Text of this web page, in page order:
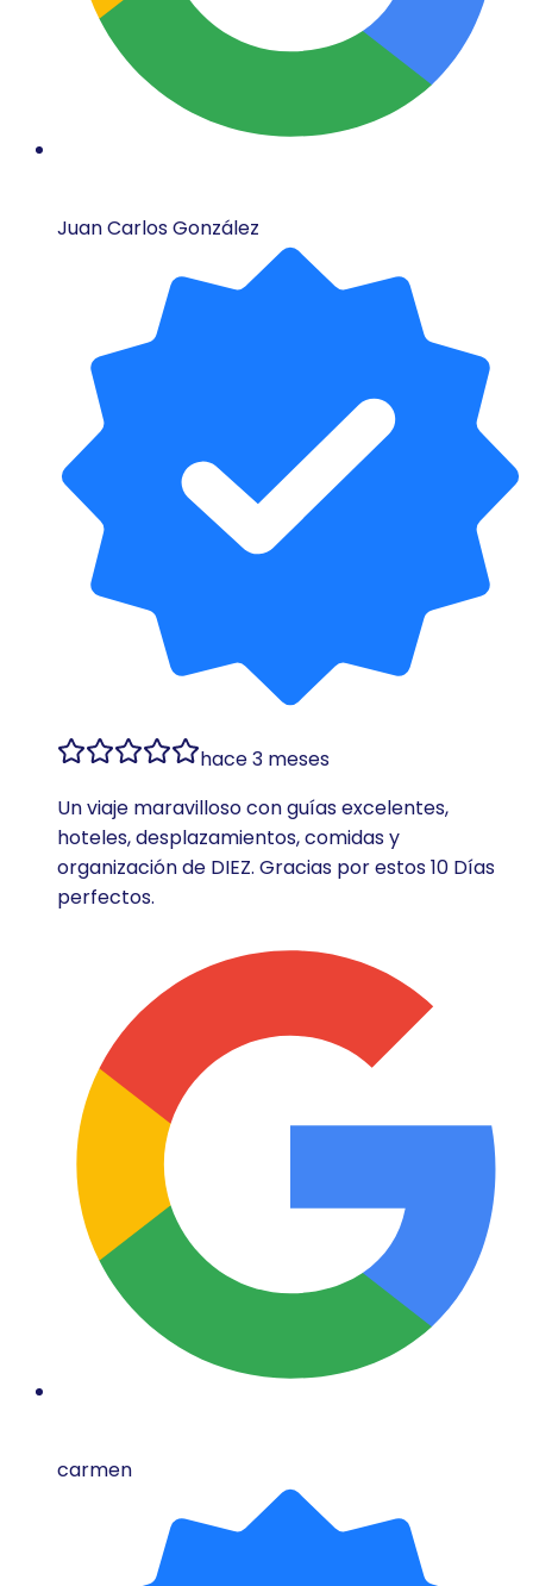
Juan Carlos González
hace 3 meses
Un viaje maravilloso con guías excelentes,
hoteles, desplazamientos, comidas y
organización de DIEZ. Gracias por estos 10 Días
perfectos.
carmen